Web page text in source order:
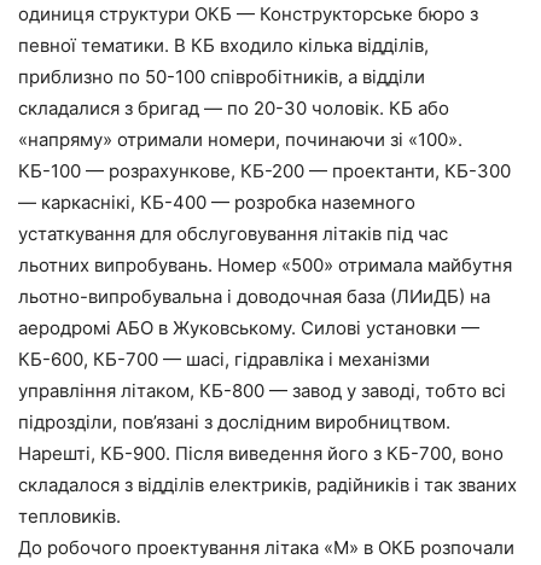
одиниця структури ОКБ — Конструкторське бюро з
певної тематики. В КБ входило кілька відділів,
приблизно по 50-100 співробітників, а відділи
складалися з бригад — по 20-30 чоловік. КБ або
«напряму» отримали номери, починаючи зі «100».
КБ-100 — розрахункове, КБ-200 — проектанти, КБ-300
— каркаснікі, КБ-400 — розробка наземного
устаткування для обслуговування літаків під час
льотних випробувань. Номер «500» отримала майбутня
льотно-випробувальна і доводочная база (ЛИиДБ) на
аеродромі АБО в Жуковському. Силові установки —
КБ-600, КБ-700 — шасі, гідравліка і механізми
управління літаком, КБ-800 — завод у заводі, тобто всі
підрозділи, пов’язані з дослідним виробництвом.
Нарешті, КБ-900. Після виведення його з КБ-700, воно
складалося з відділів електриків, радійників і так званих
тепловиків.
До робочого проектування літака «М» в ОКБ розпочали